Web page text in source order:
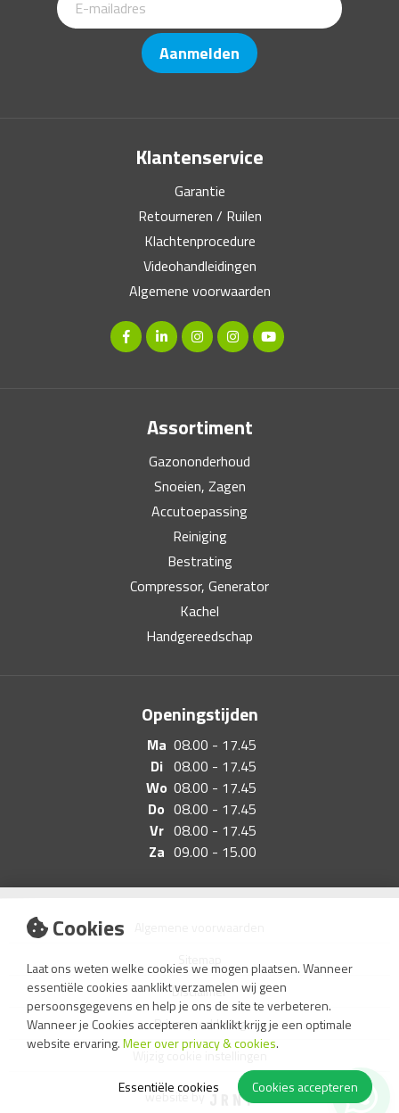
Cookies
Laat ons weten welke cookies we mogen plaatsen. Wanneer
essentiële cookies aanklikt verzamelen wij geen
persoonsgegevens en help je ons de site te verbeteren.
Wanneer je Cookies accepteren aanklikt krijg je een optimale
website ervaring.Meer over privacy & cookies.
Cookies accepteren
Essentiële cookies
Aanmelden
Klantenservice
Garantie
Retourneren / Ruilen
Klachtenprocedure
Videohandleidingen
Algemene voorwaarden
Assortiment
Gazononderhoud
Snoeien, Zagen
Accutoepassing
Reiniging
Bestrating
Compressor, Generator
Kachel
Handgereedschap
Openingstijden
Ma 08.00 - 17.45
Di 08.00 - 17.45
Wo 08.00 - 17.45
Do 08.00 - 17.45
Vr 08.00 - 17.45
Za 09.00 - 15.00
Disclaimer
Privacyverklaring
Wijzig cookie instellingen
website by